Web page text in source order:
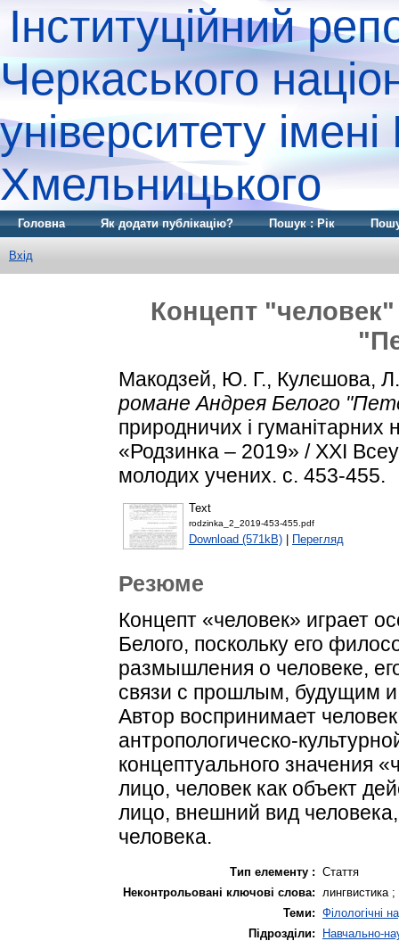
Інституційний
Черкаського
університету
Хмельницького
Головна Як додати публікацію? Пошук : Рік
Вхід
Концепт
Макодзей, Ю. Г., Кулєшова,
романе Андрея Белого
природничих і
«Родзинка – 2019» / XXI
молодих учених. с. 453-455.
Text
rodzinka_2_2019-453-455.pdf
Download (571kB) Перегляд
Резюме
Концепт «человек» играет
Белого, поскольку его
размышления о человеке,
связи с прошлым, будущим
Автор воспринимает
антропологическо-
концептуального значения
лицо, человек как объект
лицо, внешний вид
человека.
Тип елементу : Стаття
Неконтрольовані ключові слова:
лингвистика
Теми: Філологічні
Підрозділи:
Навчально-